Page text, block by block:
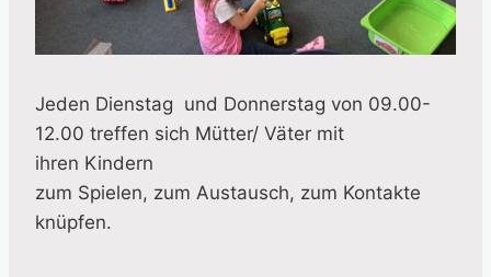
Jeden Dienstag und Donnerstag von 09.00-
12.00 treffen sich Mütter/ Väter mit
ihren Kindern
zum Spielen, zum Austausch, zum Kontakte
knüpfen.